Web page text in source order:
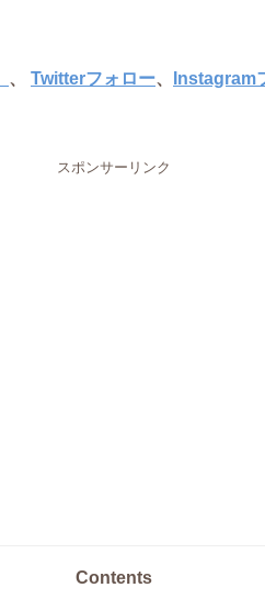
Twitterフォロー Instagram
スポンサーリンク
Contents